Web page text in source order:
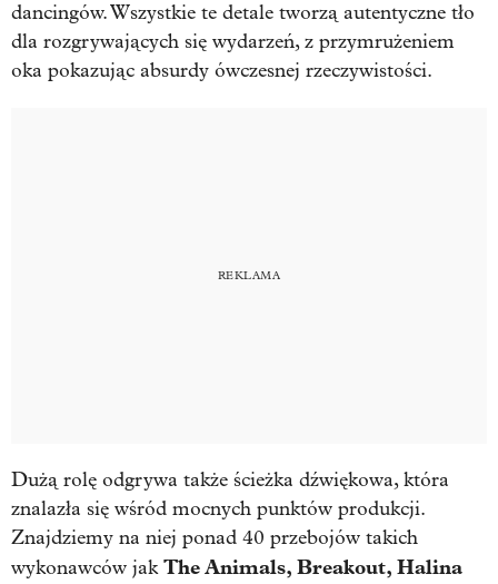
dancingów. Wszystkie te detale tworzą autentyczne tło
dla rozgrywających się wydarzeń, z przymrużeniem
oka pokazując absurdy ówczesnej rzeczywistości.
Dużą rolę odgrywa także ścieżka dźwiękowa, która
znalazła się wśród mocnych punktów produkcji.
Znajdziemy na niej ponad 40 przebojów takich
wykonawców jakThe Animals, Breakout, Halina